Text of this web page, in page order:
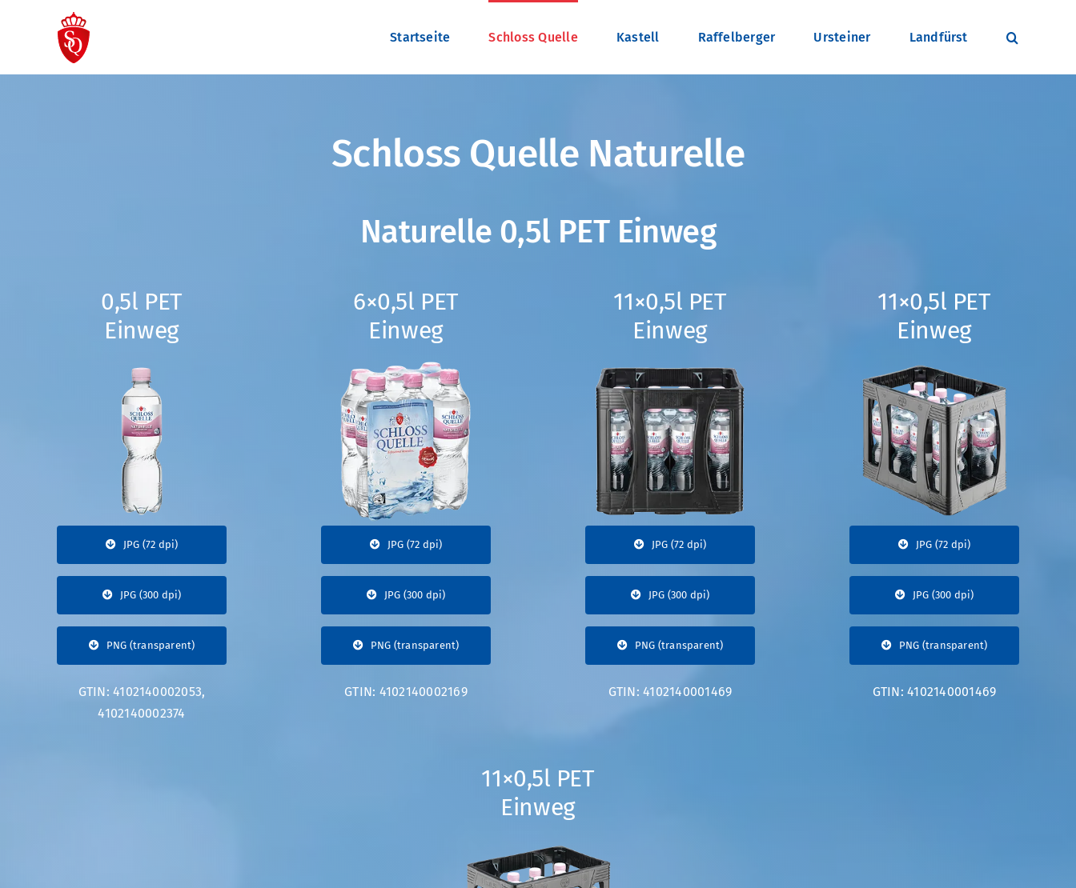
Startseite Schloss Quelle Kastell Raffelberger Ursteiner Landfürst
Schloss Quelle Naturelle
Naturelle 0,5l PET Einweg
0,5l PET
Einweg
JPG (72 dpi)
JPG (300 dpi)
PNG (transparent)
GTIN: 4102140002053,
4102140002374
6×0,5l PET
Einweg
JPG (72 dpi)
JPG (300 dpi)
PNG (transparent)
GTIN: 4102140002169
11×0,5l PET
Einweg
JPG (72 dpi)
JPG (300 dpi)
PNG (transparent)
GTIN: 4102140001469
11×0,5l PET
Einweg
JPG (72 dpi)
JPG (300 dpi)
PNG (transparent)
GTIN: 4102140001469
11×0,5l PET
Einweg